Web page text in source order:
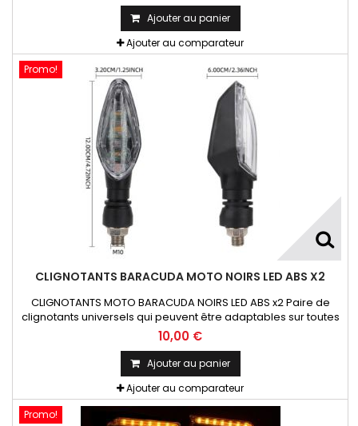
Ajouter au panier
Ajouter au comparateur
Promo!
CLIGNOTANTS BARACUDA MOTO NOIRS LED ABS X2
CLIGNOTANTS MOTO BARACUDA NOIRS LED ABS x2 Paire de
clignotants universels qui peuvent être adaptables sur toutes
motos ou scooters
10,00 €
Ajouter au panier
Ajouter au comparateur
Promo!